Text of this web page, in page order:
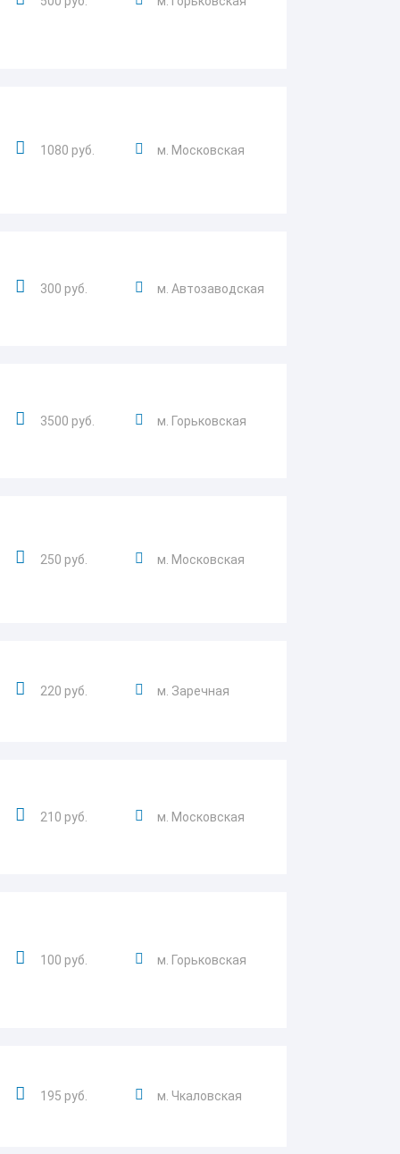
1080 руб. м. Московская
300 руб. м. Автозаводская
3500 руб. м. Горьковская
250 руб. м. Московская
220 руб. м. Заречная
210 руб. м. Московская
100 руб. м. Горьковская
195 руб. м. Чкаловская